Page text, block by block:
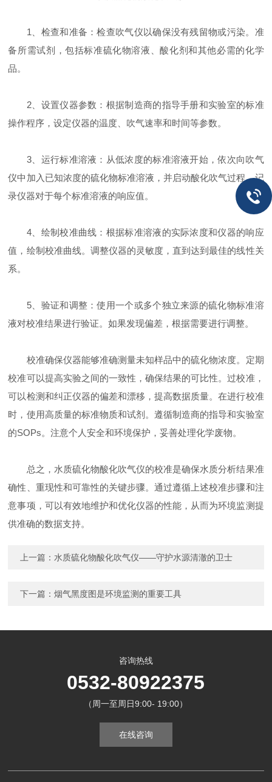
1、检查和准备：检查吹气仪以确保没有残留物或污染。准
备所需试剂，包括标准硫化物溶液、酸化剂和其他必需的化学
品。
2、设置仪器参数：根据制造商的指导手册和实验室的标准
操作程序，设定仪器的温度、吹气速率和时间等参数。
3、运行标准溶液：从低浓度的标准溶液开始，依次向吹气
仪中加入已知浓度的硫化物标准溶液，并启动酸化吹气过程。记
录仪器对于每个标准溶液的响应值。
4、绘制校准曲线：根据标准溶液的实际浓度和仪器的响应
值，绘制校准曲线。调整仪器的灵敏度，直到达到最佳的线性关
系。
5、验证和调整：使用一个或多个独立来源的硫化物标准溶
液对校准结果进行验证。如果发现偏差，根据需要进行调整。
校准确保仪器能够准确测量未知样品中的硫化物浓度。定期
校准可以提高实验之间的一致性，确保结果的可比性。过校准，
可以检测和纠正仪器的偏差和漂移，提高数据质量。在进行校准
时，使用高质量的标准物质和试剂。遵循制造商的指导和实验室
的SOPs。注意个人安全和环境保护，妥善处理化学废物。
总之，水质硫化物酸化吹气仪的校准是确保水质分析结果准
确性、重现性和可靠性的关键步骤。通过遵循上述校准步骤和注
意事项，可以有效地维护和优化仪器的性能，从而为环境监测提
供准确的数据支持。
上一篇： 水质硫化物酸化吹气仪——守护水源清澈的卫士
下一篇：烟气黑度图是环境监测的重要工具
咨询热线
0532-80922375
（周一至周日9:00- 19:00）
在线咨询